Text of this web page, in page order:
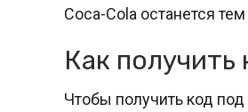
Coca-Cola останется
Как получить
Чтобы получить код